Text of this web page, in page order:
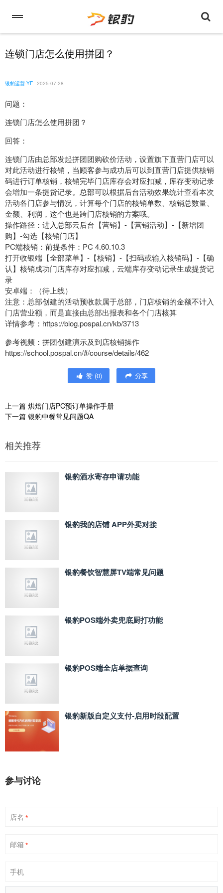
连锁门店怎么使用拼团？
银豹运营-YF 2025-07-28
问题：
连锁门店怎么使用拼团？
回答：
连锁门店由总部发起拼团团购砍价活动，设置旗下直营门店可以
对此活动进行核销，当顾客参与成功后可以到直营门店提供核销
码进行订单核销，核销完毕门店库存会对应扣减，库存变动记录
会增加一条提货记录。总部可以根据后台活动效果统计查看本次
活动各门店参与情况，计算每个门店的核销单数、核销总数量、
金额、利润，这个也是跨门店核销的方案哦。
操作路径：进入总部云后台【营销】-【营销活动】-【新增团
购】-勾选【核销门店】
PC端核销：前提条件：PC 4.60.10.3
打开收银端【全部菜单】-【核销】-【扫码或输入核销码】-【确
认】核销成功门店库存对应扣减，云端库存变动记录生成提货记
录
安卓端：（待上线）
注意：总部创建的活动预收款属于总部，门店核销的金额不计入
门店营业额，而是直接由总部出报表和各个门店核算
详情参考：https://blog.pospal.cn/kb/3713
参考视频：拼团创建演示及到店核销操作
https://school.pospal.cn/#/course/details/462
赞 (0) 分享
上一篇 烘焙门店PC预订单操作手册
下一篇 银豹中餐常见问题QA
相关推荐
银豹酒水寄存申请功能
银豹我的店铺 APP外卖对接
银豹餐饮智慧屏TV端常见问题
银豹POS端外卖兜底厨打功能
银豹POS端全店单据查询
银豹新版自定义支付‑启用时段配置
参与讨论
店名 *
邮箱 *
手机